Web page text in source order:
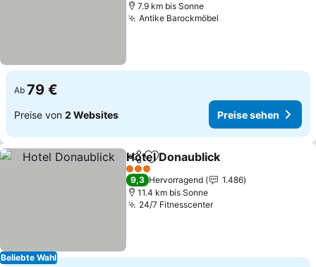
7.9 km bis Sonne
Antike Barockmöbel
Ab 79 €
Preise von 2 Websites Preise sehen
Beliebte Wahl
TeilenZu Favoriten hinzufügen
Hotel Donaublick
3 Sterne
9,3 Hervorragend
1.486
11.4 km bis Sonne
24/7 FitnesscenterPreise sehen